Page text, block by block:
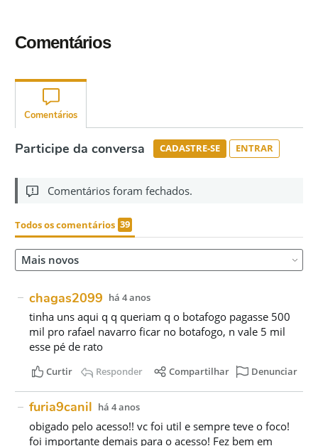
Comentários